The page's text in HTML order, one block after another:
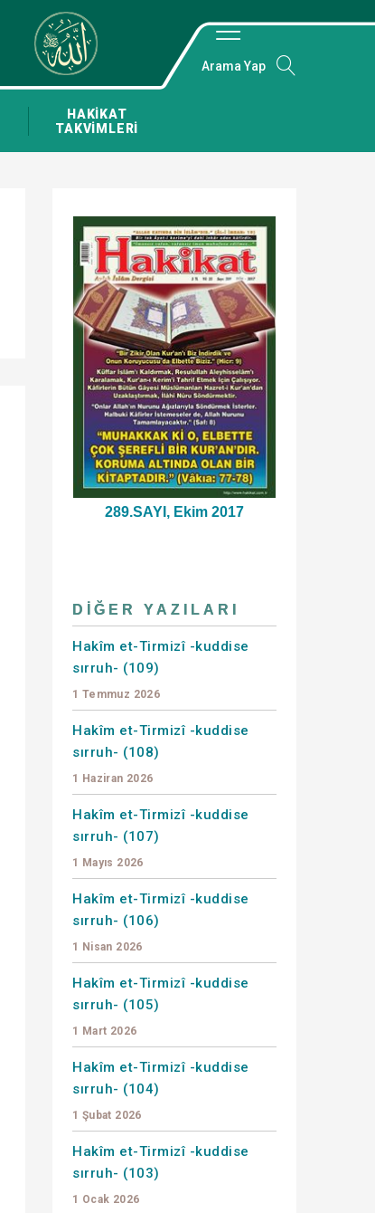
HAKİKAT
TAKVİMLERİ
Arama Yap
289.SAYI, Ekim 2017
DIĞER YAZILARI
Hakîm et-Tirmizî -kuddise
sırruh- (109)
1 Temmuz 2026
Hakîm et-Tirmizî -kuddise
sırruh- (108)
1 Haziran 2026
Hakîm et-Tirmizî -kuddise
sırruh- (107)
1 Mayıs 2026
Hakîm et-Tirmizî -kuddise
sırruh- (106)
1 Nisan 2026
Hakîm et-Tirmizî -kuddise
sırruh- (105)
1 Mart 2026
Hakîm et-Tirmizî -kuddise
sırruh- (104)
1 Şubat 2026
Hakîm et-Tirmizî -kuddise
sırruh- (103)
1 Ocak 2026